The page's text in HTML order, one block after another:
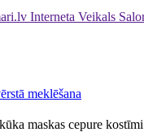
Interneta Veikals
meklēšana
maskas cepure